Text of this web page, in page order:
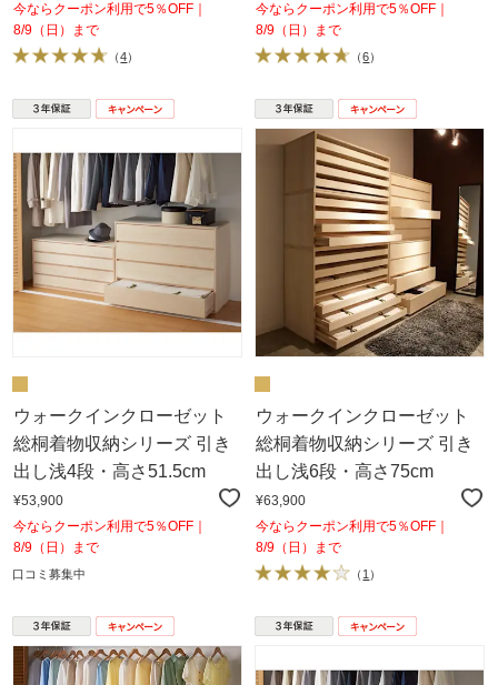
今ならクーポン利用で5％OFF｜
8/9（日）まで
（4）
今ならクーポン利用で5％OFF｜
8/9（日）まで
（6）
ウォークインクローゼット
総桐着物収納シリーズ 引き
出し浅4段・高さ51.5cm
¥53,900
今ならクーポン利用で5％OFF｜
8/9（日）まで
口コミ募集中
ウォークインクローゼット
総桐着物収納シリーズ 引き
出し浅6段・高さ75cm
¥63,900
今ならクーポン利用で5％OFF｜
8/9（日）まで
（ 1 ）